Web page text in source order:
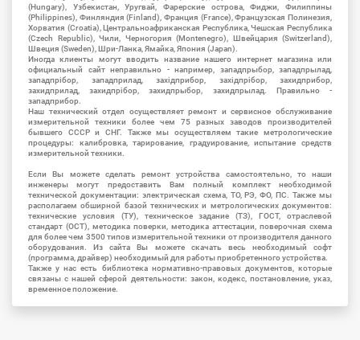
(Hungary), Узбекистан, Уругвай, Фарерские острова, Фиджи, Филиппины
(Philippines), Финляндия (Finland), Франция (France), Французская Полинезия,
Хорватия (Croatia), Центральноафриканская Республика, Чешская Республика
(Czech Republic), Чили, Черногория (Montenegro), Швейцария (Switzerland),
Швеция (Sweden), Шри-Ланка, Ямайка, Япония (Japan).
Иногда клиенты могут вводить название нашего интернет магазина или
официальный сайт неправильно - например, западпрыбор, западпрылад,
западпрібор, западприлад, західприбор, західпрібор, захидприбор,
захидприлад, захидпрібор, захидпрыбор, захидпрылад. Правильно -
западприбор.
Наш технический отдел осуществляет ремонт и сервисное обслуживание
измерительной техники более чем 75 разных заводов производителей
бывшего СССР и СНГ. Также мы осуществляем такие метрологические
процедуры: калибровка, тарирование, градуирование, испытание средств
измерительной техники.
Если Вы можете сделать ремонт устройства самостоятельно, то наши
инженеры могут предоставить Вам полный комплект необходимой
технической документации: электрическая схема, ТО, РЭ, ФО, ПС. Также мы
располагаем обширной базой технических и метрологических документов:
технические условия (ТУ), техническое задание (ТЗ), ГОСТ, отраслевой
стандарт (ОСТ), методика поверки, методика аттестации, поверочная схема
для более чем 3500 типов измерительной техники от производителя данного
оборудования. Из сайта Вы можете скачать весь необходимый софт
(программа, драйвер) необходимый для работы приобретенного устройства.
Также у нас есть библиотека нормативно-правовых документов, которые
связаны с нашей сферой деятельности: закон, кодекс, постановление, указ,
временное положение.